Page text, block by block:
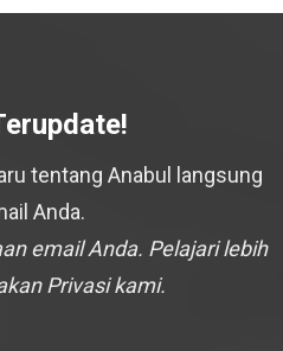
tentang Anabul langsung
Anda.
email Anda. Pelajari lebih
Privasi kami.